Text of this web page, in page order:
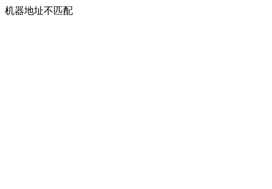
机器地址不匹配